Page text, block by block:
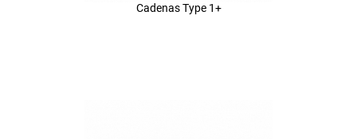
Cadenas Type 1+